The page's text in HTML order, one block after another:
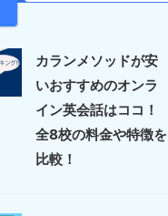
カランメソッドが安
いおすすめのオンラ
イン英会話はココ！
全8校の料金や特徴を
比較！